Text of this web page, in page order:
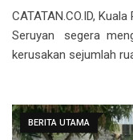
CATATAN.CO.ID,
Seruyan segera
kerusakan sejumlah
BERITA UTAMA